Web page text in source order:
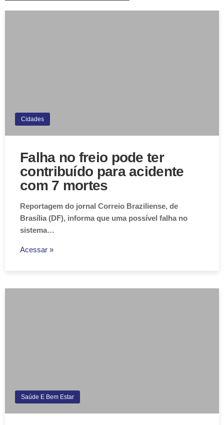
Cidades
Falha no freio pode ter
contribuído para acidente
com 7 mortes
Reportagem do jornal Correio Braziliense, de
Brasília (DF), informa que uma possível falha no
sistema…
Acessar »
Saúde E Bem Estar